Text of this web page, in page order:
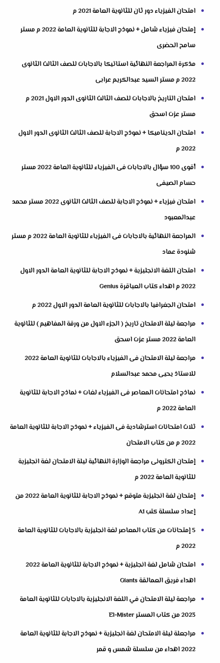
امتحان الفيزياء دور ثان للثانوية العامة 2021 م
إمتحان فيزياء شامل + نموذج الاجابة للثانوية العامة 2022 م مستر
سامح الحضرى
مذكرة المراجعة النهائية استاتيكا بالاجابات للصف الثالث الثانوى
2022 م مستر السيد عبدالكريم عرابى
امتحان التاريخ بالاجابات للصف الثالث الثانوى الدور الاول 2021 م
مستر عزت اسحق
امتحان الديناميكا + نموذج الاجابة للصف الثالث الثانوى الدور الاول
2022 م
أقوى 100 سؤال بالاجابات فى الفيزياء للثانوية العامة 2022 مستر
حسام الصيفى
امتحان فيزياء + نموذج الاجابة للصف الثالث الثانوى 2022 مستر محمد
عبدالمعبود
المراجعة النهائية بالاجابات فى الفيزياء للثانوية العامة 2022 م مستر
شنودة عماد
امتحان اللغة الانجليزية + نموذج الاجابة للثانوية العامة الدور الاول
2022 م اهداء كتاب العباقرة Genius
امتحان الجغرافيا بالاجابات للثانوية العامة الدور الاول 2022 م
مراجعة ليلة الامتحان تاريخ ( الجزء الاول من ورقة المفاهيم ) للثانوية
العامة 2022 مستر عزت اسحق
مراجعة ليلة الامتحان فى الفيزياء بالاجابات للثانوية العامة 2022
للاستاذ يحيى محمد عبدالسلام
نماذج امتحانات المعاصر فى الفيزياء لغات + نماذج الاجابة للثانوية
العامة 2022 م
ثلاث امتحانات استرشادية فى الفيزياء + نموذج الاجابة للثانوية العامة
2022 م من كتاب الامتحان
إمتحان الكترونى مراجعة الوزارة النهائية ليلة الامتحان لغة انجليزية
للثانوية العامة 2022 م
إمتحان لغة انجليزية متوقع + نموذج الاجابة للثانوية العامة 2022 من
إعداد سلسلة كتب A1
5 إمتحانات من كتاب المعاصر لغة انجليزية بالاجابات للثانوية العامة
2022 م
امتحان شامل لغة انجليزية + نموذج الاجابة للثانوية العامة 2022
اهداء فريق العمالقة Giants
مراجعة ليلة الامتحان في اللغة الانجليزية بالاجابات للثانوية العامة
2023 من كتاب المستر El-Mister
مراجعلة ليلة الامتحان لغة انجليزية + نموذج الاجابة للثانوية العامة
2022 اهداء من سلسلة شمس و قمر